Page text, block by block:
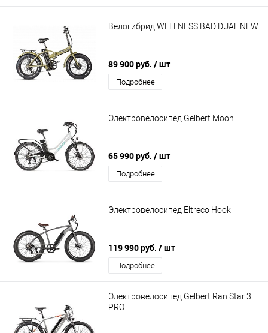
Велогибрид WELLNESS BAD DUAL NEW
89 900 руб. / шт
Подробнее
Электровелосипед Gelbert Moon
65 990 руб. / шт
Подробнее
Электровелосипед Eltreco Hook
119 990 руб. / шт
Подробнее
Электровелосипед Gelbert Ran Star 3
PRO